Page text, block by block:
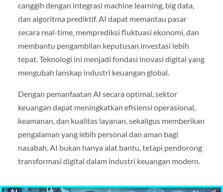
canggih dengan integrasi machine learning, big data,
dan algoritma prediktif. AI dapat memantau pasar
secara real-time, memprediksi fluktuasi ekonomi, dan
membantu pengambilan keputusan investasi lebih
tepat. Teknologi ini menjadi fondasi inovasi digital yang
mengubah lanskap industri keuangan global.
Dengan pemanfaatan AI secara optimal, sektor
keuangan dapat meningkatkan efisiensi operasional,
keamanan, dan kualitas layanan, sekaligus memberikan
pengalaman yang lebih personal dan aman bagi
nasabah. AI bukan hanya alat bantu, tetapi pendorong
transformasi digital dalam industri keuangan modern.